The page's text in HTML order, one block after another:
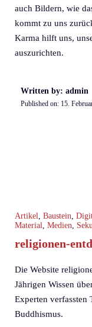
auch Bildern, wie
kommt zu uns
Karma hilft uns,
auszurichten.
Written by: admin
Published on: 15.
Artikel Baustein
Material Medien
religionen-
Die Website
Jährigen Wissen
Experten verfassten
Buddhismus.